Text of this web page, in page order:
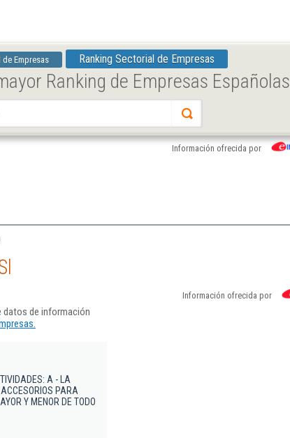
Empresas Ranking Sectorial de Empresas
Ranking de Empresas Españolas
Información ofrecida por
Información ofrecida por
datos de información
A - LA
PARA
Y MENOR DE TODO